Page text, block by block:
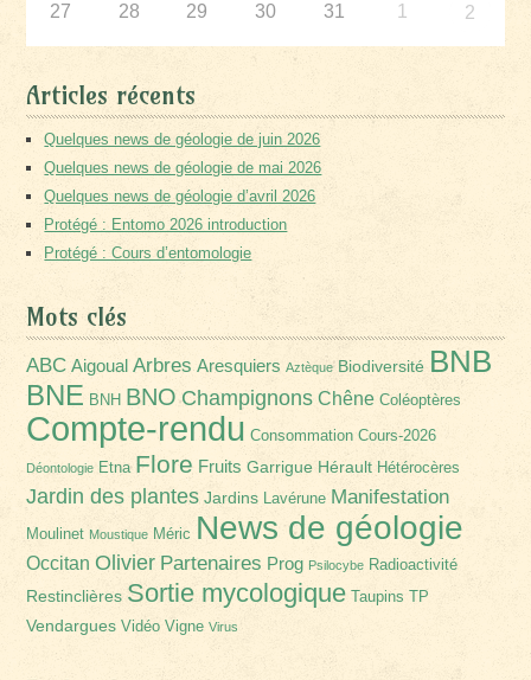
27 28 29 30 31 1 2
Articles récents
Quelques news de géologie de juin 2026
Quelques news de géologie de mai 2026
Quelques news de géologie d’avril 2026
Protégé : Entomo 2026 introduction
Protégé : Cours d’entomologie
Mots clés
ABC Aigoual Arbres Aresquiers Aztèque Biodiversité BNB
BNE BNH BNO Champignons Chêne Coléoptères
Compte-rendu Consommation Cours-2026
Déontologie Etna Flore Fruits Garrigue Hérault Hétérocères
Jardin des plantes Jardins Lavérune Manifestation
Moulinet Moustique Méric News de géologie
Occitan Olivier Partenaires Prog Psilocybe Radioactivité
Restinclières Sortie mycologique Taupins TP
Vendargues Vidéo Vigne Virus